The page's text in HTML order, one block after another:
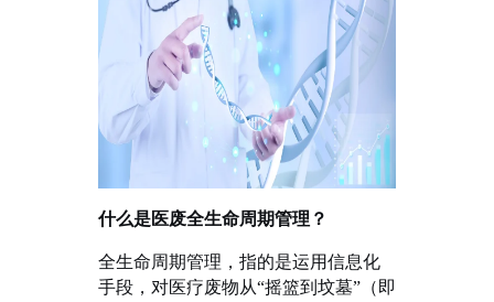
什么是医废全生命周期管理？
全生命周期管理，指的是运用信息化
手段，对医疗废物从“摇篮到坟墓”（即